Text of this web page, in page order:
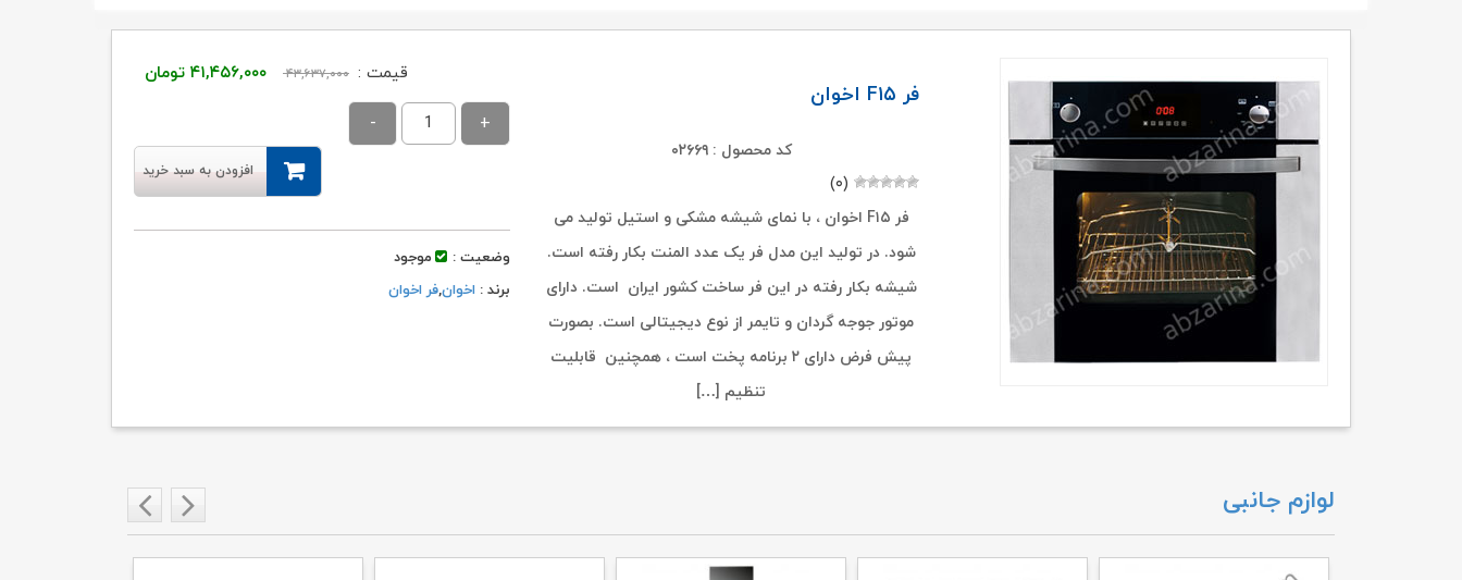
فر F۱۵ اخوان
کد محصول : ۰۲۶۶۹
(۰)
فر F۱۵ اخوان ، با نمای شیشه مشکی و استیل تولید می
شود. در تولید این مدل فر یک عدد المنت بکار رفته است.
شیشه بکار رفته در این فر ساخت کشور ایران است. دارای
موتور جوجه گردان و تایمر از نوع دیجیتالی است. بصورت
پیش فرض دارای ۲ برنامه پخت است ، همچنین قابلیت
تنظیم […]
قیمت : ۴۳,۶۳۷,۰۰۰
قیمت
۴۱,۴۵۶,۰۰۰ تومان
افزودن به سبد خرید
وضعیت :
موجود
برند : اخوان,فر اخوان
لوازم جانبی